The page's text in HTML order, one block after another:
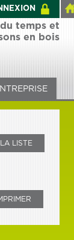
temps et
en bois
LISTE